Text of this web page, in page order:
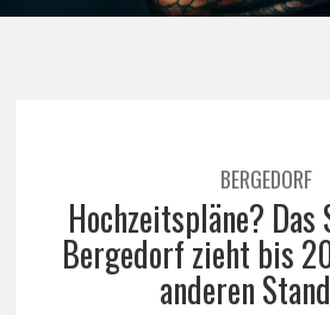
BERGEDORF
Hochzeitspläne? Das
Bergedorf zieht bis
anderen